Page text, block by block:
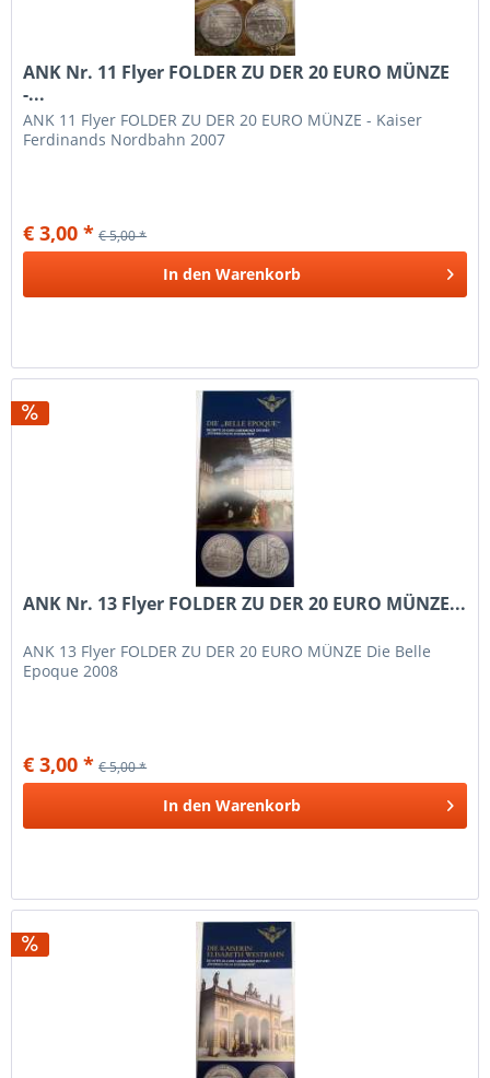
ANK Nr. 11 Flyer FOLDER ZU DER 20 EURO MÜNZE
-...
ANK 11 Flyer FOLDER ZU DER 20 EURO MÜNZE - Kaiser
Ferdinands Nordbahn 2007
€ 3,00 * € 5,00 *
In den Warenkorb
ANK Nr. 13 Flyer FOLDER ZU DER 20 EURO MÜNZE...
ANK 13 Flyer FOLDER ZU DER 20 EURO MÜNZE Die Belle
Epoque 2008
€ 3,00 * € 5,00 *
In den Warenkorb